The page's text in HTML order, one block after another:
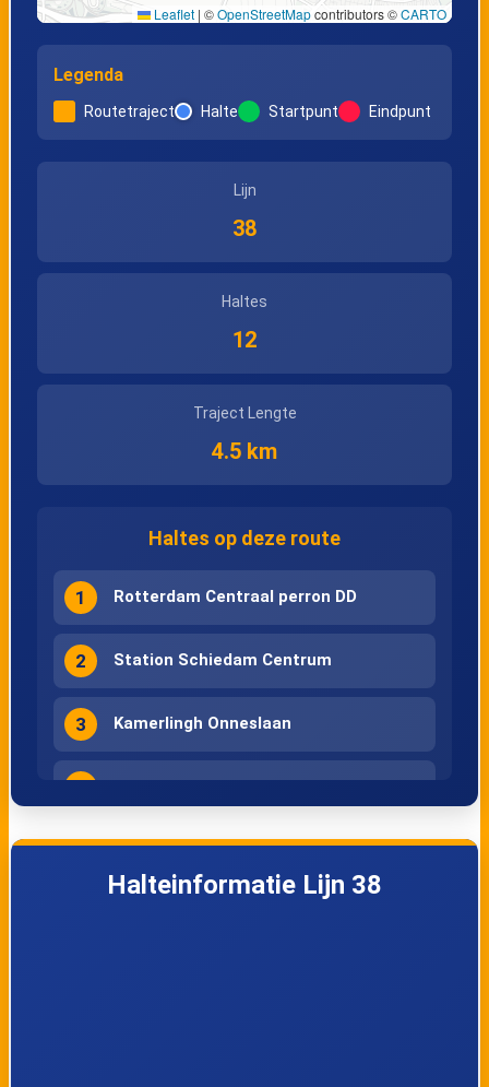
Leaflet | ©OpenStreetMapcontributors ©CARTO
Legenda
Routetraject Halte Startpunt Eindpunt
Lijn
38
Haltes
12
Traject Lengte
4.5 km
Haltes op deze route
1 Rotterdam Centraal perron DD
2 Station Schiedam Centrum
3 Kamerlingh Onneslaan
4 Lorentzlaan
5 Franselaan
Halteinformatie Lijn 38